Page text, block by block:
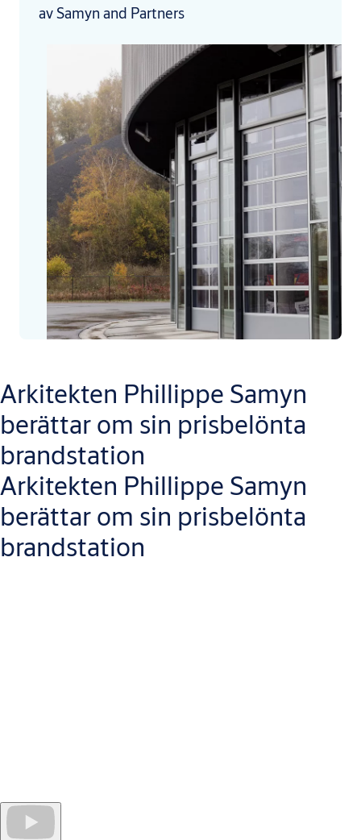
av Samyn and Partners
Arkitekten Phillippe Samyn
berättar om sin prisbelönta
brandstation
Arkitekten Phillippe Samyn
berättar om sin prisbelönta
brandstation
byggnaden alla förväntningar. Entry har pratat med den firade
belgiska arkitekten Philippe Samyn för att ta reda på vilka